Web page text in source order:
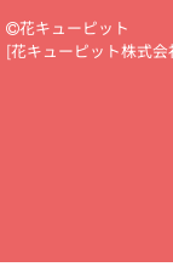
場上司や先輩へ贈る
ド（早見表あり）
プロ直伝10のテ
花キューピット
[花キューピット株式会